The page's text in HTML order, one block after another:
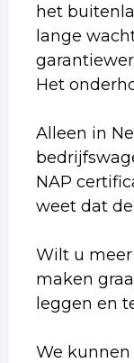
het
lange
Het
Alleen in
NAP
weet dat
Wilt u
maken
leggen en
We kunnen